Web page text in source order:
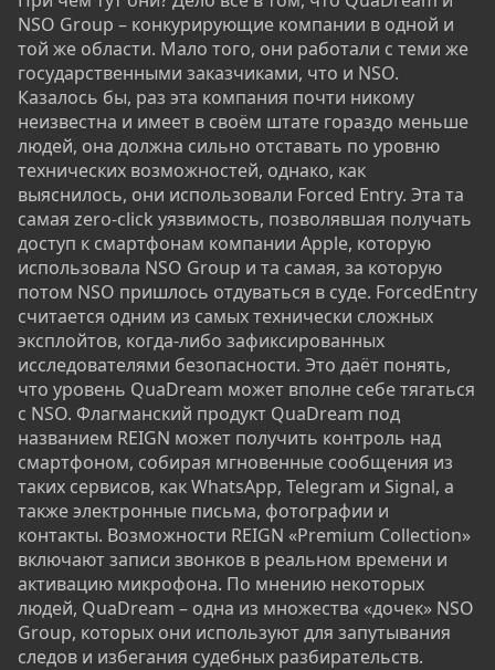
NSO Group – конкурирующие компании в одной и
той же области. Мало того, они работали с теми же
государственными заказчиками, что и NSO.
Казалось бы, раз эта компания почти никому
неизвестна и имеет в своём штате гораздо меньше
людей, она должна сильно отставать по уровню
технических возможностей, однако, как
выяснилось, они использовали Forced Entry. Эта та
самая zero-click уязвимость, позволявшая получать
доступ к смартфонам компании Apple, которую
использовала NSO Group и та самая, за которую
потом NSO пришлось отдуваться в суде. ForcedEntry
считается одним из самых технически сложных
эксплойтов, когда-либо зафиксированных
исследователями безопасности. Это даёт понять,
что уровень QuaDream может вполне себе тягаться
с NSO. Флагманский продукт QuaDream под
названием REIGN может получить контроль над
смартфоном, собирая мгновенные сообщения из
таких сервисов, как WhatsApp, Telegram и Signal, а
также электронные письма, фотографии и
контакты. Возможности REIGN «Premium Collection»
включают записи звонков в реальном времени и
активацию микрофона. По мнению некоторых
людей, QuaDream – одна из множества «дочек» NSO
Group, которых они используют для запутывания
следов и избегания судебных разбирательств.